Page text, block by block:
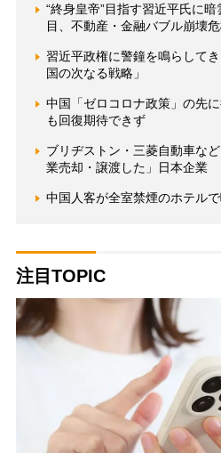
“終身皇帝”目指す習近平氏に
目、不動産・金融バブル崩壊
習近平政権に警鐘を鳴らして
国の次なる戦略」
中国「ゼロコロナ政策」の先
も回復期待できず
ブリヂストン・三菱自動車な
業売却・譲渡した」日本企業
中国人客が全室禁煙のホテル
注目TOPIC